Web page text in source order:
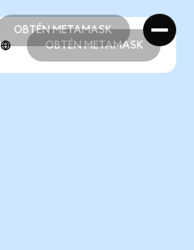
OBTÉN METAMASK
OBTÉN METAMASK
OBTÉN METAMASK